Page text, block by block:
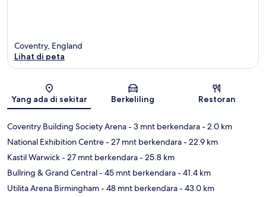
Peta
Coventry, England
Lihat di peta
Yang ada di sekitar Berkeliling Restoran
Coventry Building Society Arena- 3 mnt berkendara- 2.0 km
National Exhibition Centre- 27 mnt berkendara- 22.9 km
Kastil Warwick- 27 mnt berkendara- 25.8 km
Bullring & Grand Central- 45 mnt berkendara- 41.4 km
Utilita Arena Birmingham- 48 mnt berkendara- 43.0 km